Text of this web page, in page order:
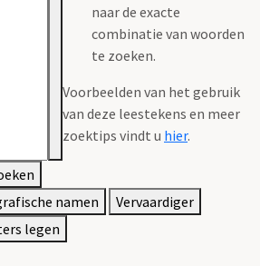
naar de exacte
combinatie van woorden
te zoeken.
Voorbeelden van het gebruik
van deze leestekens en meer
zoektips vindt u hier.
namen
Vervaardiger
legen